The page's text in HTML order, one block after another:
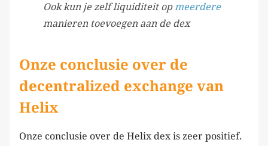
Ook kun je zelf liquiditeit op meerdere
manieren toevoegen aan de dex
Onze conclusie over de
decentralized exchange van
Helix
Onze conclusie over de Helix dex is zeer positief.